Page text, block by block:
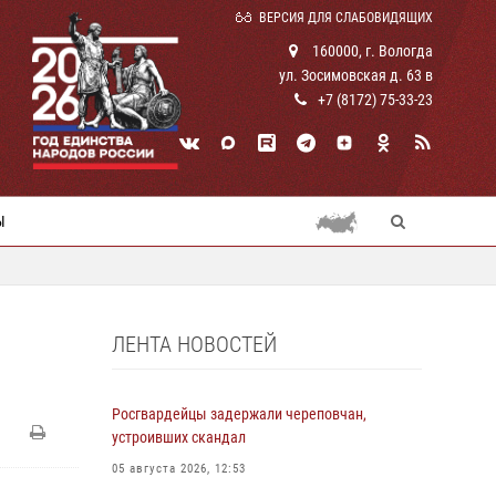
ВЕРСИЯ ДЛЯ СЛАБОВИДЯЩИХ
160000, г. Вологда
ул. Зосимовская д. 63 в
+7 (8172) 75-33-23
ЛЕНТА НОВОСТЕЙ
Росгвардейцы задержали череповчан,
устроивших скандал
05 августа 2026, 12:53